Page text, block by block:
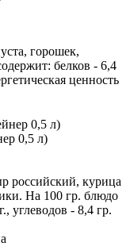
горошек,
белков - 6,4
ценность
0,5 л)
российский, курица
На 100 гр. блюдо
углеводов - 8,4 гр.